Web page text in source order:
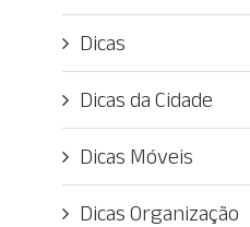
Dicas
Dicas da Cidade
Dicas Móveis
Dicas Organização